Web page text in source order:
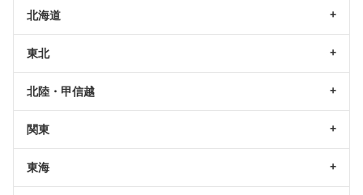
北海道
東北
北陸・甲信越
関東
東海